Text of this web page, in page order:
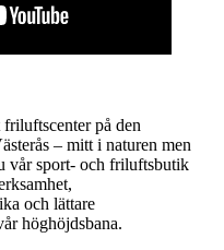
på den
– mitt i naturen men
vår sport- och friluftsbutik
och lättare
höghöjdsbana.